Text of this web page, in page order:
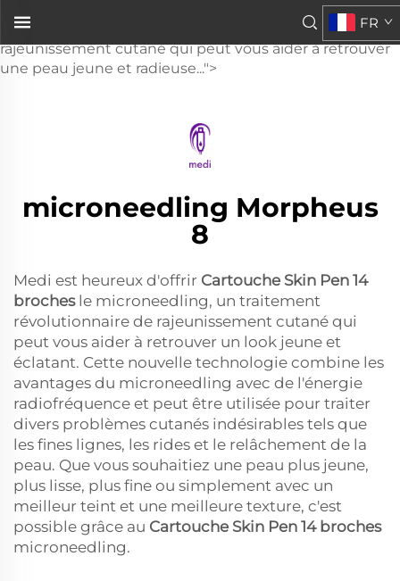
, un nouveau traitement révolutionnaire de
rajeunissement cutané qui peut vous aider à retrouver
une peau jeune et radieuse...">
FR
microneedling Morpheus
8
Medi est heureux d'offrir Cartouche Skin Pen 14
broches le microneedling, un traitement
révolutionnaire de rajeunissement cutané qui
peut vous aider à retrouver un look jeune et
éclatant. Cette nouvelle technologie combine les
avantages du microneedling avec de l'énergie
radiofréquence et peut être utilisée pour traiter
divers problèmes cutanés indésirables tels que
les fines lignes, les rides et le relâchement de la
peau. Que vous souhaitiez une peau plus jeune,
plus lisse, plus fine ou simplement avec un
meilleur teint et une meilleure texture, c'est
possible grâce au Cartouche Skin Pen 14 broches
microneedling.